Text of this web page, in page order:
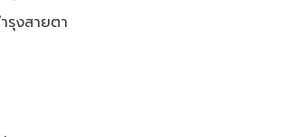
รุงสายตา